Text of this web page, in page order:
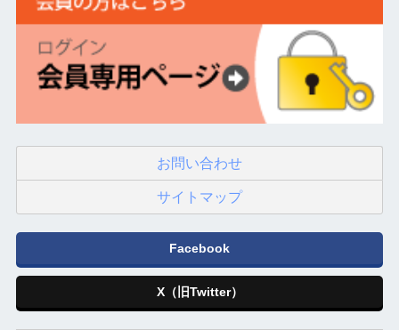
お問い合わせ
サイトマップ
Facebook
X（旧Twitter）